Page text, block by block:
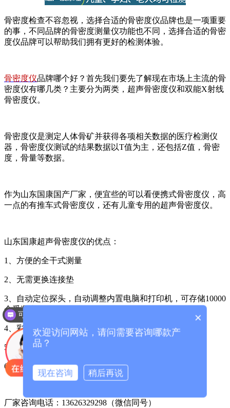
骨密度检查不容忽视，选择合适的骨密度仪品牌也是一项重要
的事，不同品牌的骨密度测量仪功能也不同，选择合适的骨密
度仪品牌可以帮助我们拥有更好的检测体验。
骨密度仪品牌哪个好？首先我们要先了解现在市场上主流的骨
密度仪有哪几类？主要分为两类，超声骨密度仪和双能X射线
骨密度仪。
骨密度仪是测定人体骨矿并获得各项相关数据的医疗检测仪
器，骨密度仪测试的结果数据以T值为主，还包括Z值，骨密
度，骨量等数据。
作为山东国康国产厂家，便宜些的可以看便携式骨密度仪，高
一点的有推车式骨密度仪，还有儿童专用的超声骨密度仪。
山东国康超声骨密度仪的优点：
1、方便的全干式测量
2、无需更换连接垫
3、自动定位探头，自动调整内置电脑和打印机，可存储10000
个受测者信息
4、彩色TFT LCD (6.4英寸)触摸屏操作
5、无放射性危险
6、较高的精确度
厂家咨询电话：13626329298（微信同号）
×
欢迎访问网站，请问需要咨询哪款产
品？
现在咨询 稍后再说